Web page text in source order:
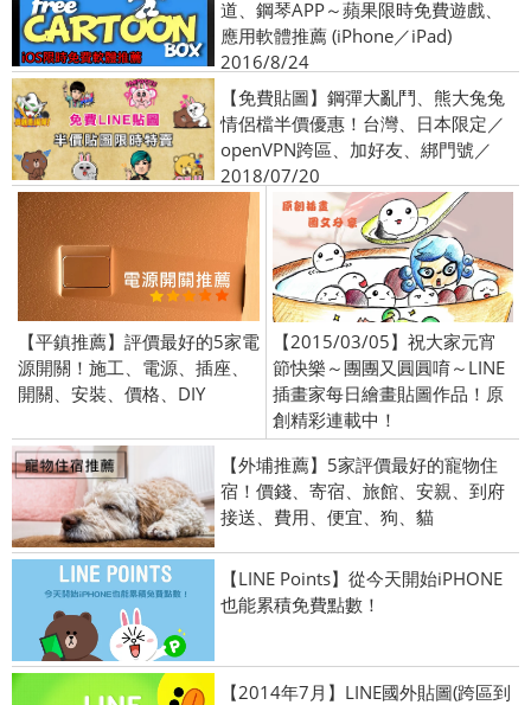
道、鋼琴APP～蘋果限時免費遊戲、
應用軟體推薦 (iPhone／iPad)
2016/8/24
【免費貼圖】鋼彈大亂鬥、熊大兔兔
情侶檔半價優惠！台灣、日本限定／
openVPN跨區、加好友、綁門號／
2018/07/20
【平鎮推薦】評價最好的5家電
源開關！施工、電源、插座、
開關、安裝、價格、DIY
【2015/03/05】祝大家元宵
節快樂～團團又圓圓唷～LINE
插畫家每日繪畫貼圖作品！原
創精彩連載中！
【外埔推薦】5家評價最好的寵物住
宿！價錢、寄宿、旅館、安親、到府
接送、費用、便宜、狗、貓
【LINE Points】從今天開始iPHONE
也能累積免費點數！
【2014年7月】LINE國外貼圖(跨區到